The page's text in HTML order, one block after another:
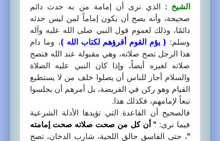
الشيخ : الذي نرى أن إمامة من به حدث دائم
صحيحة، وأنه يصح أن يكون إماماً لمن ليس حدثه
دائمًا، وذلك لعموم قول النبي صلى الله عليه وآله
وسلم: ( يؤم القوم أقرؤهم لكتاب الله )، وما دام
هذا الرجل تصح صلاته، وهي مقبولة عند الله فتصح
صلاته لغيره أيضاً، وإذا كان النبي عليه الصلاة
والسلام أجاز للناس أن يصلوا خلف من لا يستطيع
القيام وهو ركن في الفريضة، بل أمرهم أن يجلسوا
تبعاً لإمامهم، فكذلك هذا.
فالصحيح أن القاعدة التي تؤيدها الأدلة الشرعية
فيما نرى:" أن كل من صحت صلاته صحت إمامته
"، حتى الفاسق حالق اللحية، شارب الدخان، تصح